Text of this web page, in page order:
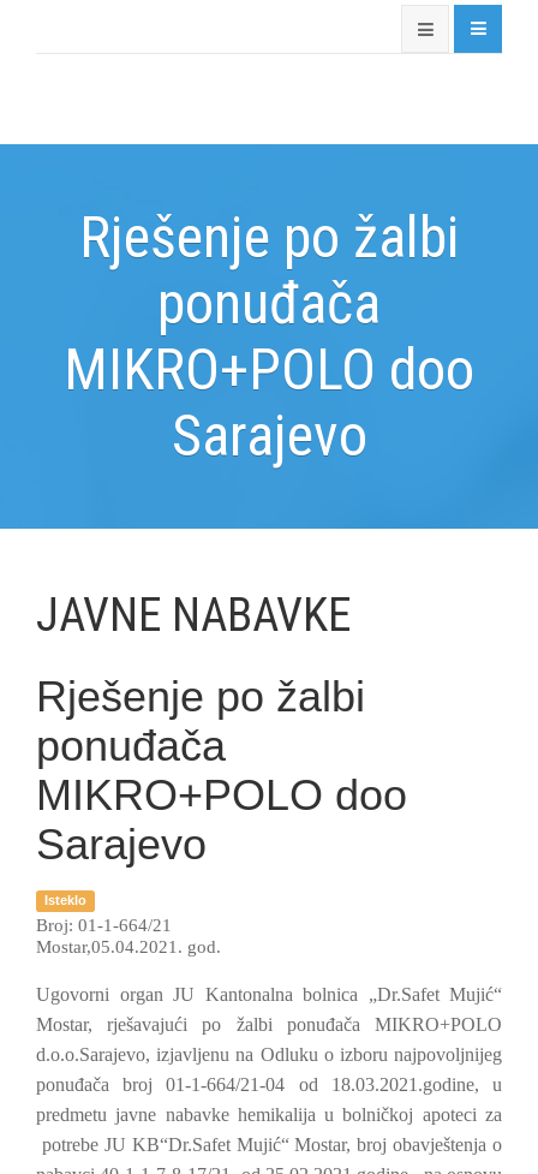
Rješenje po žalbi
ponuđača
MIKRO+POLO doo
Sarajevo
JAVNE NABAVKE
Rješenje po žalbi
ponuđača
MIKRO+POLO doo
Sarajevo
Isteklo
Broj: 01-1-664/21
Mostar,05.04.2021. god.
Ugovorni organ JU Kantonalna bolnica „Dr.Safet Mujić“
Mostar, rješavajući po žalbi ponuđača MIKRO+POLO
d.o.o.Sarajevo, izjavljenu na Odluku o izboru najpovoljnijeg
ponuđača broj 01-1-664/21-04 od 18.03.2021.godine, u
predmetu javne nabavke hemikalija u bolničkoj apoteci za
potrebe JU KB“Dr.Safet Mujić“ Mostar, broj obavještenja o